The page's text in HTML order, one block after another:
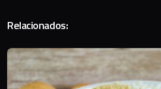
Relacionados: